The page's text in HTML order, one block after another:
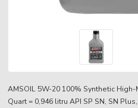
AMSOIL 5W-20 100% Synthetic
Quart = 0,946 litru API SP SN, SN